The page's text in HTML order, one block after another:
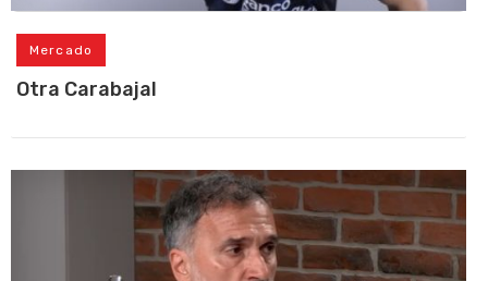
Mercado
Otra Carabajal